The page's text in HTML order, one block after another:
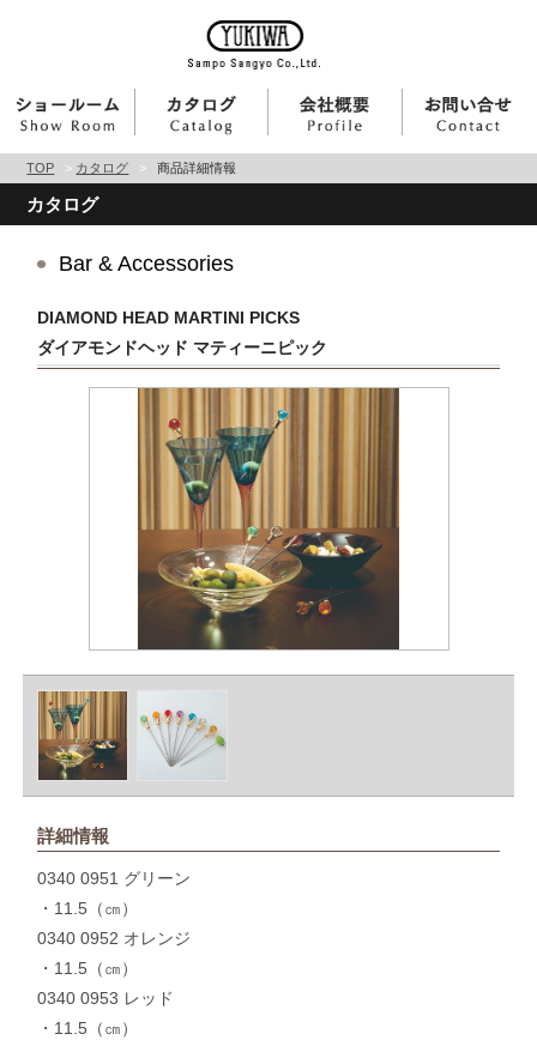
TOP > カタログ > 商品詳細情報
カタログ
Bar & Accessories
DIAMOND HEAD MARTINI PICKS
ダイアモンドヘッド マティーニピック
詳細情報
0340 0951 グリーン
・11.5（㎝）
0340 0952 オレンジ
・11.5（㎝）
0340 0953 レッド
・11.5（㎝）